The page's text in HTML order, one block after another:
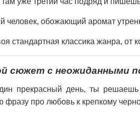
человек, обожающий аромат
стандартная классика жанра, от
сюжет с неожиданными
прекрасный день, ты
фразу про любовь к крепкому